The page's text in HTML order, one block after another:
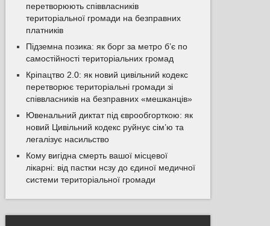
перетворюють співвласників
територіальної громади на безправних
платників
Підземна позика: як борг за метро б’є по
самостійності територіальних громад
Кріпацтво 2.0: як новий цивільний кодекс
перетворює територіальні громади зі
співвласників на безправних «мешканців»
Ювенальний диктат під єврообгорткою: як
новий Цивільний кодекс руйнує сім’ю та
легалізує насильство
Кому вигідна смерть вашої місцевої
лікарні: від пастки нсзу до єдиної медичної
системи територіальної громади